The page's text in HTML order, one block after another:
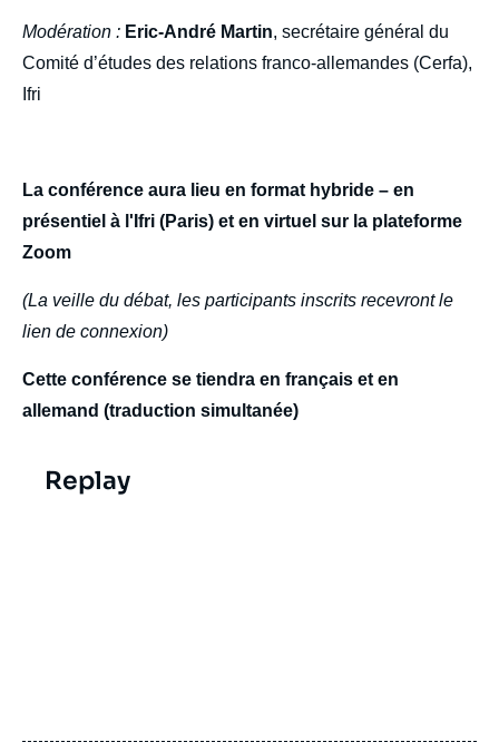
Modération : Eric-André Martin, secrétaire général du
Comité d’études des relations franco-allemandes (Cerfa),
Ifri
La conférence aura lieu en format hybride – en
présentiel à l'Ifri (Paris) et en virtuel sur la plateforme
Zoom
(La veille du débat, les participants inscrits recevront le
lien de connexion)
Cette conférence se tiendra en français et en
allemand (traduction simultanée)
Replay